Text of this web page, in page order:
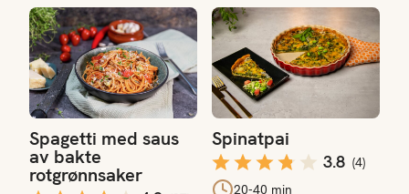
Spagetti med saus
av bakte
rotgrønnsaker
Spagetti med saus av bakte rotgrønnsaker
Spinatpai
3.8 (4)
20-40 min
Spinatpai